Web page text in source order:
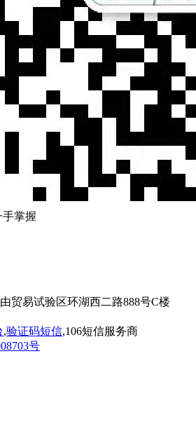
掌握
贸易试验区环湖西二路888号C楼
,验证码短信,106短信服务商
号